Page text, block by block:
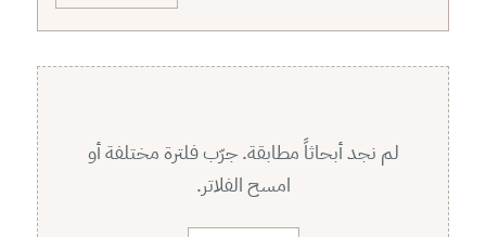
لم نجد أبحاثاً مطابقة. جرّب فلترة مختلفة أو
امسح الفلاتر.